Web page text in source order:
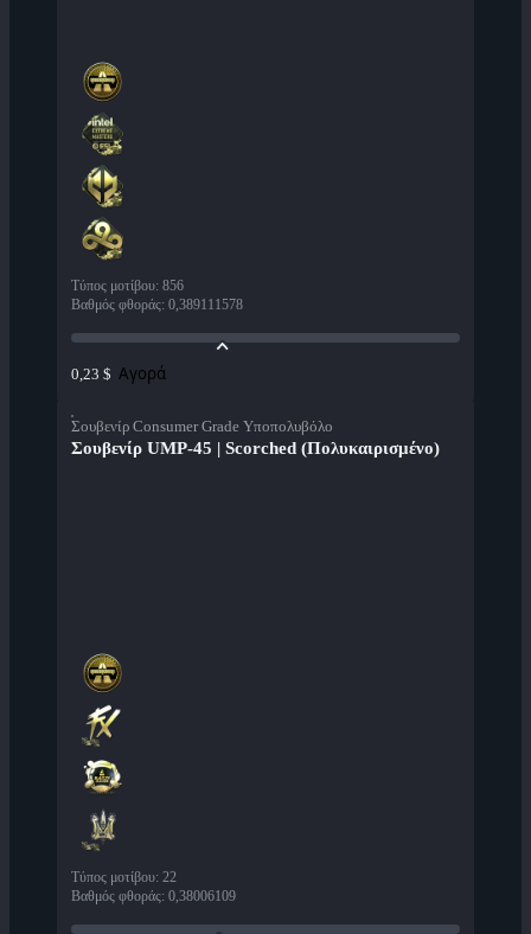
Τύπος μοτίβου: 856
Βαθμός φθοράς: 0,389111578
0,23 $ Αγορά
Σουβενίρ Consumer Grade Υποπολυβόλο
Σουβενίρ UMP-45 | Scorched (Πολυκαιρισμένο)
Τύπος μοτίβου: 22
Βαθμός φθοράς: 0,38006109